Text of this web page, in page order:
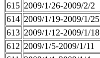
615 2009/1/26-2009/2/2
614 2009/1/19-2009/1/25
613 2009/1/12-2009/1/18
612 2009/1/5-2009/1/11